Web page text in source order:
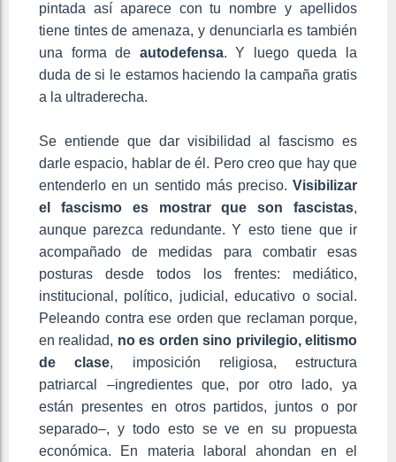
pintada así aparece con tu nombre y apellidos
tiene tintes de amenaza, y denunciarla es también
una forma de autodefensa. Y luego queda la
duda de si le estamos haciendo la campaña gratis
a la ultraderecha.
Se entiende que dar visibilidad al fascismo es
darle espacio, hablar de él. Pero creo que hay que
entenderlo en un sentido más preciso. Visibilizar
el fascismo es mostrar que son fascistas,
aunque parezca redundante. Y esto tiene que ir
acompañado de medidas para combatir esas
posturas desde todos los frentes: mediático,
institucional, político, judicial, educativo o social.
Peleando contra ese orden que reclaman porque,
en realidad, no es orden sino privilegio, elitismo
de clase, imposición religiosa, estructura
patriarcal –ingredientes que, por otro lado, ya
están presentes en otros partidos, juntos o por
separado–, y todo esto se ve en su propuesta
económica. En materia laboral ahondan en el